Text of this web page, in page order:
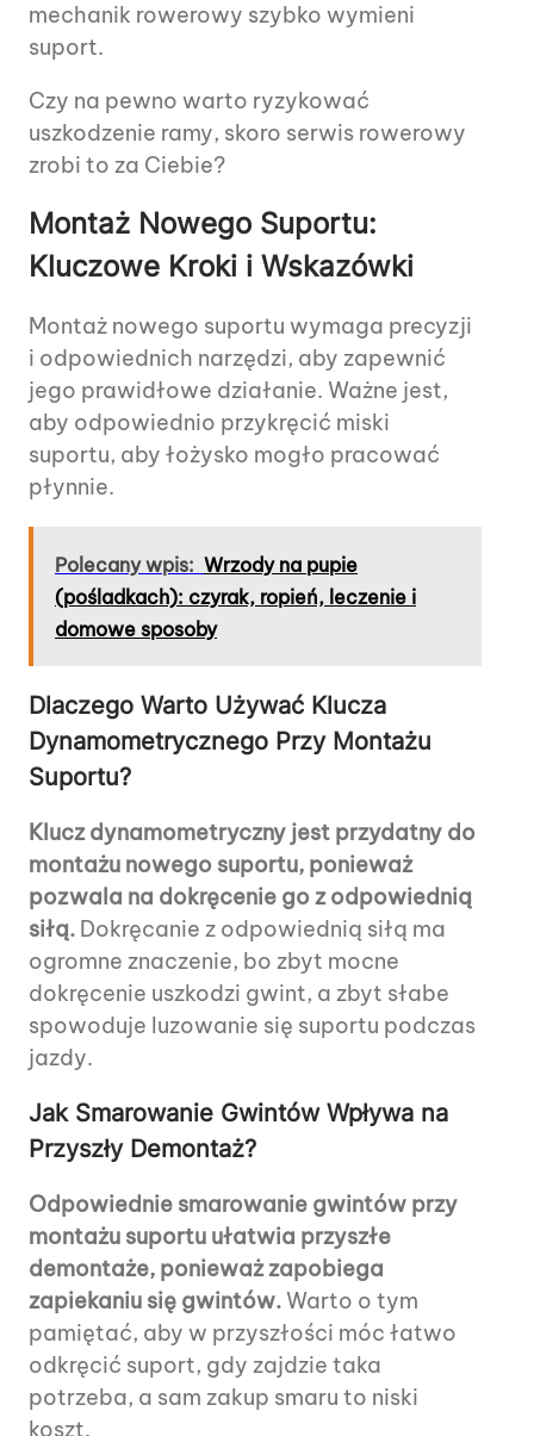
mechanik rowerowy szybko wymieni
suport.
Czy na pewno warto ryzykować
uszkodzenie ramy, skoro serwis rowerowy
zrobi to za Ciebie?
Montaż Nowego Suportu:
Kluczowe Kroki i Wskazówki
Montaż nowego suportu wymaga precyzji
i odpowiednich narzędzi, aby zapewnić
jego prawidłowe działanie. Ważne jest,
aby odpowiednio przykręcić miski
suportu, aby łożysko mogło pracować
płynnie.
Polecany wpis: Wrzody na pupie
(pośladkach): czyrak, ropień, leczenie i
domowe sposoby
Dlaczego Warto Używać Klucza
Dynamometrycznego Przy Montażu
Suportu?
Klucz dynamometryczny jest przydatny do
montażu nowego suportu, ponieważ
pozwala na dokręcenie go z odpowiednią
siłą. Dokręcanie z odpowiednią siłą ma
ogromne znaczenie, bo zbyt mocne
dokręcenie uszkodzi gwint, a zbyt słabe
spowoduje luzowanie się suportu podczas
jazdy.
Jak Smarowanie Gwintów Wpływa na
Przyszły Demontaż?
Odpowiednie smarowanie gwintów przy
montażu suportu ułatwia przyszłe
demontaże, ponieważ zapobiega
zapiekaniu się gwintów. Warto o tym
pamiętać, aby w przyszłości móc łatwo
odkręcić suport, gdy zajdzie taka
potrzeba, a sam zakup smaru to niski
koszt.